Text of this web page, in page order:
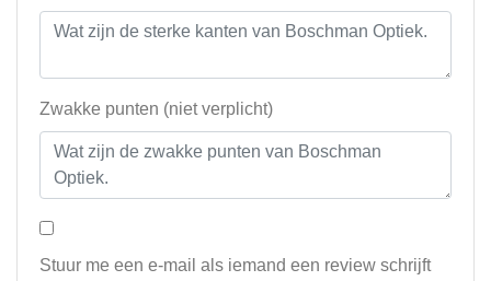
Zwakke punten (niet verplicht)
Stuur me een e-mail als iemand een review schrijft